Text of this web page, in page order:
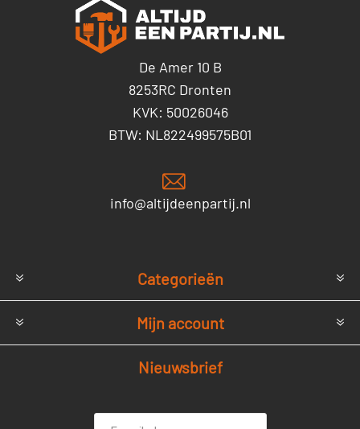
De Amer 10 B
8253RC Dronten
KVK: 50026046
BTW: NL822499575B01
info@altijdeenpartij.nl
Categorieën
Mijn account
Nieuwsbrief
mailadres *